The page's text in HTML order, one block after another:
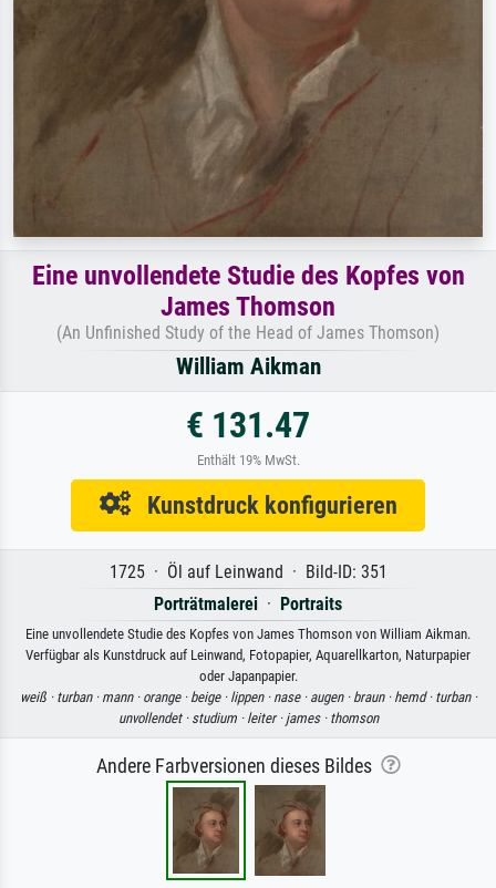
Eine unvollendete Studie des Kopfes von
James Thomson
(An Unfinished Study of the Head of James Thomson)
William Aikman
€ 131.47
Enthält 19% MwSt.
Kunstdruck konfigurieren
1725 · Öl auf Leinwand · Bild-ID: 351
Porträtmalerei · Portraits
Eine unvollendete Studie des Kopfes von James Thomson von William Aikman.
Verfügbar als Kunstdruck auf Leinwand, Fotopapier, Aquarellkarton, Naturpapier
oder Japanpapier.
weiß · turban · mann · orange · beige · lippen · nase · augen · braun · hemd · turban ·
unvollendet · studium · leiter · james · thomson
Andere Farbversionen dieses Bildes